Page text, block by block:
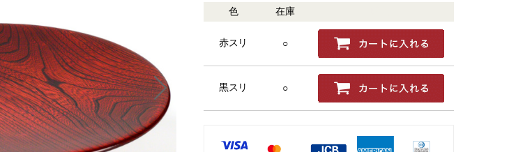
色 在庫
赤スリ ○
黒スリ ○